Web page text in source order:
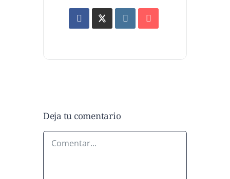
Deja tu comentario
Comentar